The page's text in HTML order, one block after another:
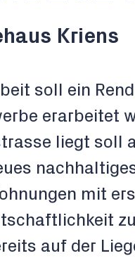
Kriens
soll ein
erarbeitet
liegt soll
mit
auf der